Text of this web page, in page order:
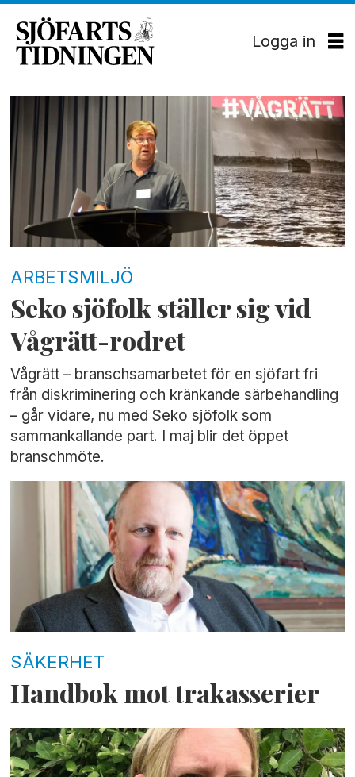
Logga in
Tag:
lättaankar
ARBETSMILJÖ
Seko sjöfolk ställer sig vid
Vågrätt-rodret
Vågrätt – branschsamarbetet för en sjöfart fri
från diskriminering och kränkande särbehandling
– går vidare, nu med Seko sjöfolk som
sammankallande part. I maj blir det öppet
branschmöte.
SÄKERHET
Handbok mot trakasserier